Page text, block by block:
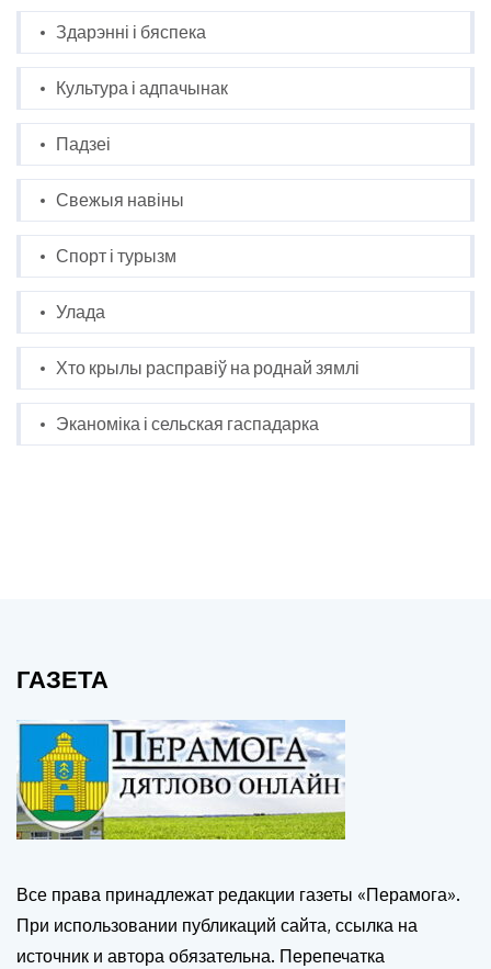
Здарэнні і бяспека
Культура і адпачынак
Падзеі
Свежыя навіны
Спорт і турызм
Улада
Хто крылы расправіў на роднай зямлі
Эканоміка і сельская гаспадарка
ГАЗЕТА
Все права принадлежат редакции газеты «Перамога».
При использовании публикаций сайта, ссылка на
источник и автора обязательна. Перепечатка